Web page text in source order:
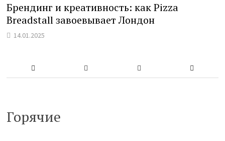
Брендинг и креативность: как Pizza
Breadstall завоевывает Лондон
14.01.2025
Горячие